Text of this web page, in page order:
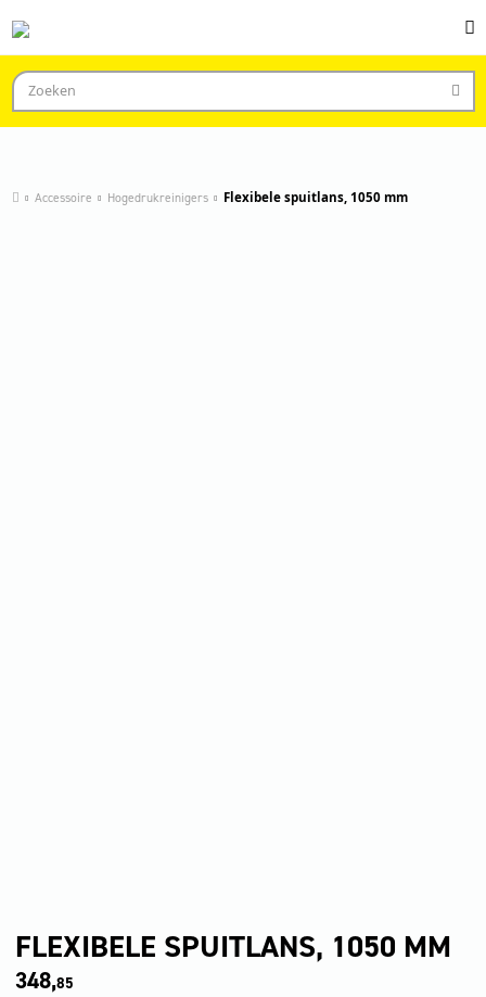
Accessoire Hogedrukreinigers Flexibele spuitlans, 1050 mm
FLEXIBELE SPUITLANS, 1050 MM
348,85